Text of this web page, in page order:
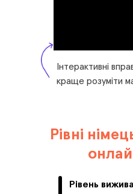
Інтерактивні
краще розуміти
Рівні
Рівень